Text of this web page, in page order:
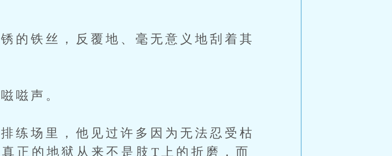
铁丝，反覆地、毫无意义地刮着其
声。
场里，他见过许多因为无法忍受枯
正的地狱从来不是肢T上的折磨，而